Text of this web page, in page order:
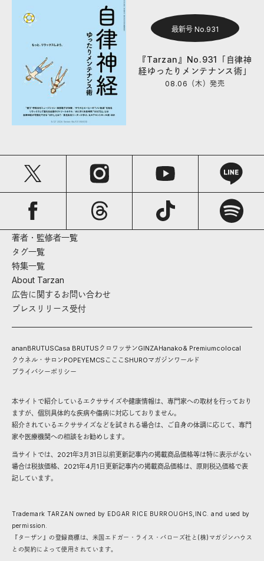
最新号 No.931
『Tarzan』No.931「自律神
経ゆったりメンテナンス術」
08.06（木）発売
著者・監修者一覧
タグ一覧
特集一覧
About Tarzan
広告に関するお問い合わせ
プレスリリース受付
ananBRUTUSCasa BRUTUS クロワッサンGINZAHanako& Premiumcolocal
クウネル・サロンPOPEYEMCS こここ SHUROマガジンワールド
プライバシーポリシー
本サイトで紹介しているエクササイズや健康情報は、専門家への取材を行っており
ますが、個別具体的な疾病や傷病に対応しておりません。
紹介されているエクササイズなどを試される場合は、ご自身の体調に応じて、専門
家や医療機関への相談をお勧めします。
当サイトでは、2021年3月31日以前更新記事内の掲載商品価格等は特に表示がない
場合は税抜価格、2021年4月1日更新記事内の掲載商品価格は、原則税込価格で表
記しています。
Trademark TARZAN owned by EDGAR RICE BURROUGHS,INC. and used by
permission.
『ターザン』の登録商標は、米国エドガー・ライス・バローズ社と(株)マガジンハウス
との契約によって使用されています。